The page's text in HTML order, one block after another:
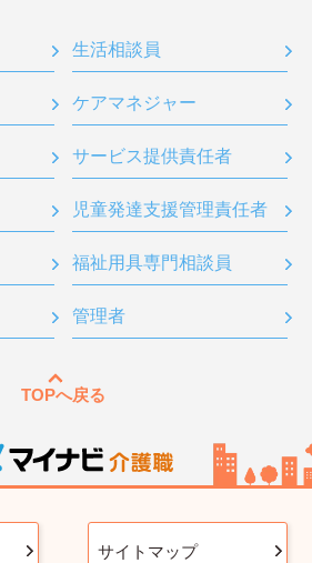
生活相談員
ケアマネジャー
サービス提供責任者
児童発達支援管理責任者
福祉用具専門相談員
管理者
TOPへ戻る
サイトマップ